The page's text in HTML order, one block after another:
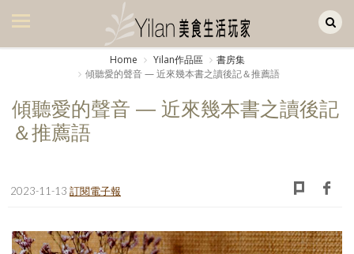
美食集
廚房集
旅遊集
書房集
Home Yilan作品區
書房集
傾聽愛的聲音 — 近來幾本書之讀後記＆推薦語
傾聽愛的聲音 — 近來幾本書之讀後記
＆推薦語
2023-11-13 訂閱電子報